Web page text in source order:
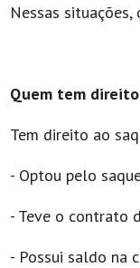
Nessas
Quem tem
Tem direito ao
- Optou pelo
- Teve o contrato
- Possui saldo na